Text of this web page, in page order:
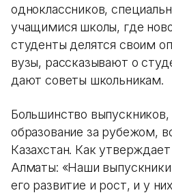
одноклассников,
учащимися школы, где
студенты делятся своим
вузы, рассказывают о
дают советы школьникам.
Большинство
образование за рубежом,
Казахстан. Как
Алматы: «Наши выпускники
его развитие и рост, и у